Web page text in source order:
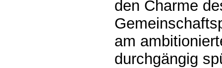
den Charme
am
durchgängig